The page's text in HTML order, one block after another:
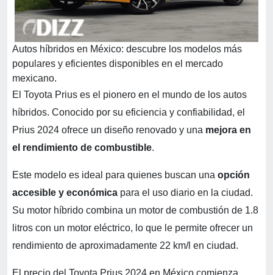
Autos híbridos en México: descubre los modelos más
populares y eficientes disponibles en el mercado
mexicano.
El Toyota Prius es el pionero en el mundo de los autos
híbridos. Conocido por su eficiencia y confiabilidad, el
Prius 2024 ofrece un diseño renovado y una mejora en
el rendimiento de combustible.
Este modelo es ideal para quienes buscan una opción
accesible y económica para el uso diario en la ciudad.
Su motor híbrido combina un motor de combustión de 1.8
litros con un motor eléctrico, lo que le permite ofrecer un
rendimiento de aproximadamente 22 km/l en ciudad.
El precio del Toyota Prius 2024 en México comienza